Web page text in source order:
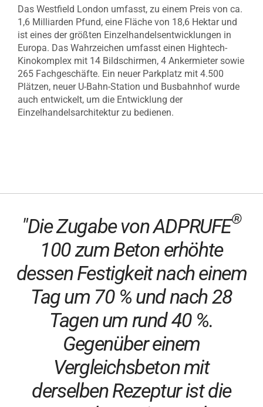
Das Westfield London umfasst, zu einem Preis von ca.
1,6 Milliarden Pfund, eine Fläche von 18,6 Hektar und
ist eines der größten Einzelhandelsentwicklungen in
Europa. Das Wahrzeichen umfasst einen Hightech-
Kinokomplex mit 14 Bildschirmen, 4 Ankermieter sowie
265 Fachgeschäfte. Ein neuer Parkplatz mit 4.500
Plätzen, neuer U-Bahn-Station und Busbahnhof wurde
auch entwickelt, um die Entwicklung der
Einzelhandelsarchitektur zu bedienen.
"Die Zugabe von ADPRUFE®
100 zum Beton erhöhte
dessen Festigkeit nach einem
Tag um 70 % und nach 28
Tagen um rund 40 %.
Gegenüber einem
Vergleichsbeton mit
derselben Rezeptur ist die